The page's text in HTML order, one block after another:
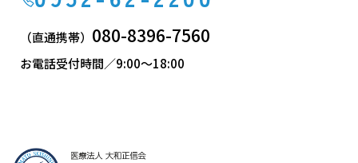
（直通携帯） 080-8396-7560
お電話受付時間／9:00～18:00